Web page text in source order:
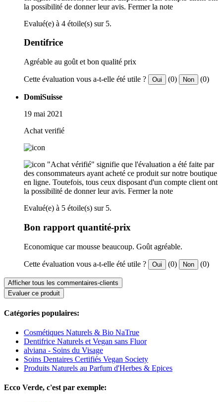
la possibilité de donner leur avis. Fermer la note
Evalué(e) à 4 étoile(s) sur 5.
Dentifrice
Agréable au goût et bon qualité prix
Cette évaluation vous a-t-elle été utile ? Oui (0) Non (0)
DomiSuisse
19 mai 2021
Achat verifié
"Achat vérifié" signifie que l'évaluation a été faite par
des consommateurs ayant acheté ce produit sur notre boutique
en ligne. Toutefois, tous ceux disposant d'un compte client ont
la possibilité de donner leur avis. Fermer la note
Evalué(e) à 5 étoile(s) sur 5.
Bon rapport quantité-prix
Economique car mousse beaucoup. Goût agréable.
Cette évaluation vous a-t-elle été utile ? Oui (0) Non (0)
Afficher tous les commentaires-clients
Evaluer ce produit
Catégories populaires:
Cosmétiques Naturels & Bio NaTrue
Dentifrice Naturels et Vegan sans Fluor
alviana - Soins du Visage
Soins Dentaires Certifiés Vegan Society
Produits Naturels au Parfum d'Herbes & Epices
Ecco Verde, c'est par exemple: